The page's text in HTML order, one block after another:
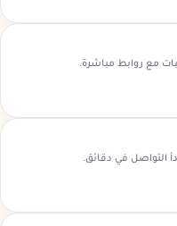
مع روابط مباشرة.
التواصل في دقائق.